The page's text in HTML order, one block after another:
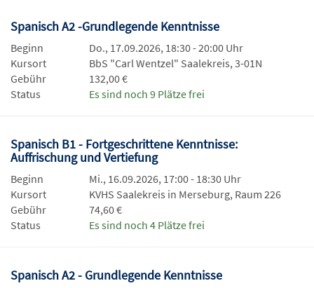
Spanisch A2 -Grundlegende Kenntnisse
Beginn
Do., 17.09.2026, 18:30 - 20:00 Uhr
Kursort
BbS "Carl Wentzel" Saalekreis, 3-01N
Gebühr
132,00 €
Status
Es sind noch 9 Plätze frei
Spanisch B1 - Fortgeschrittene Kenntnisse:
Auffrischung und Vertiefung
Beginn
Mi., 16.09.2026, 17:00 - 18:30 Uhr
Kursort
KVHS Saalekreis in Merseburg, Raum 226
Gebühr
74,60 €
Status
Es sind noch 4 Plätze frei
Spanisch A2 - Grundlegende Kenntnisse